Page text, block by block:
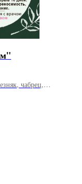
чабрец,